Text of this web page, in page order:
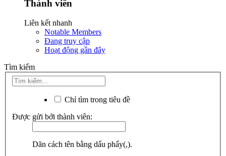
Thành viên
Liên kết nhanh
Notable Members
Đang truy cập
Hoạt động gần đây
Tìm kiếm
Chỉ tìm trong tiêu đề
Được gửi bởi thành viên:
Dãn cách tên bằng dấu phẩy(,).